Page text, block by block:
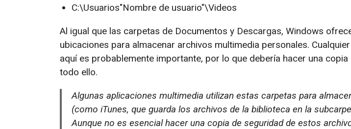
C:\Usuarios"Nombre de usuario"\Videos
Al igual que las carpetas de Documentos y Descargas, Windows
ubicaciones para almacenar archivos multimedia personales.
aquí es probablemente importante, por lo que debería hacer una
todo ello.
Algunas aplicaciones multimedia utilizan estas carpetas para
(como iTunes, que guarda los archivos de la biblioteca en la
Aunque no es esencial hacer una copia de seguridad de estos